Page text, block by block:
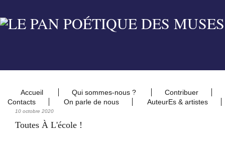
Accueil Qui sommes-nous ?
Contribuer
Contacts
On parle de nous AuteurEs & artistes
10 octobre 2020
Toutes À L'école !